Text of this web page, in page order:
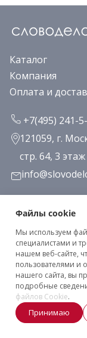
Каталог
Компания
Оплата и
+7(495) 241-
121059, г.
стр. 64, 3 этаж
Клиентское
Политика
2026 ©
Файлы cookie
Мы используем
специалистами и
нашем веб-сайте,
пользователями и
нашего сайта, вы
подробные
файлов Cookie.
Принимаю